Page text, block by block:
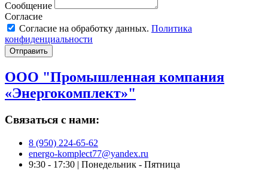
Сообщение
Согласие
Согласие на обработку данных. Политика
конфиденциальности
Отправить
ООО "Промышленная компания
«Энергокомплект»"
Связаться с нами:
8 (950) 224-65-62
energo-komplect77@yandex.ru
9:30 - 17:30 | Понедельник - Пятница